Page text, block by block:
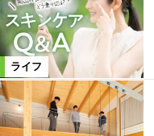
ライフ